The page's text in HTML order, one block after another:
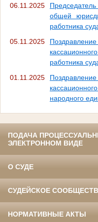
06.11.2025
общей
работника
05.11.2025
работника
01.11.2025
народного
ПОДАЧА
ЭЛЕКТРОННОМ ВИДЕ
О СУДЕ
СУДЕЙСКОЕ
НОРМАТИВНЫЕ АКТЫ